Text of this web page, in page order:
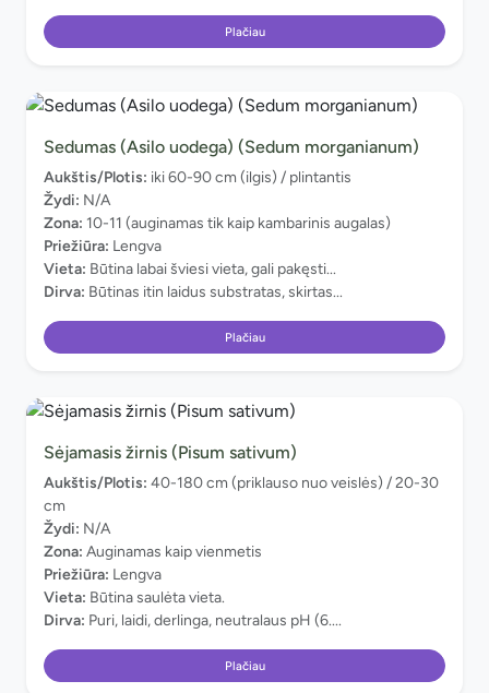
Plačiau
Sedumas (Asilo uodega) (Sedum morganianum)
Aukštis/Plotis: iki 60-90 cm (ilgis) / plintantis
Žydi: N/A
Zona: 10-11 (auginamas tik kaip kambarinis augalas)
Priežiūra: Lengva
Vieta: Būtina labai šviesi vieta, gali pakęsti...
Dirva: Būtinas itin laidus substratas, skirtas...
Plačiau
Sėjamasis žirnis (Pisum sativum)
Aukštis/Plotis: 40-180 cm (priklauso nuo veislės) / 20-30
cm
Žydi: N/A
Zona: Auginamas kaip vienmetis
Priežiūra: Lengva
Vieta: Būtina saulėta vieta.
Dirva: Puri, laidi, derlinga, neutralaus pH (6....
Plačiau